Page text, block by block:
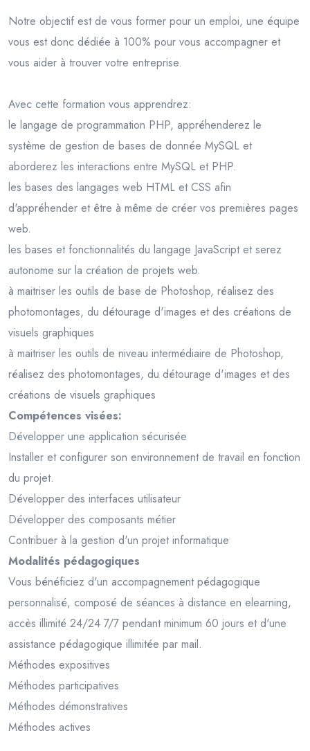
Notre objectif est de vous former pour un emploi, une équipe
vous est donc dédiée à 100% pour vous accompagner et
vous aider à trouver votre entreprise.
Avec cette formation vous apprendrez:
le langage de programmation PHP, appréhenderez le
système de gestion de bases de donnée MySQL et
aborderez les interactions entre MySQL et PHP.
les bases des langages web HTML et CSS afin
d'appréhender et être à même de créer vos premières pages
web.
les bases et fonctionnalités du langage JavaScript et serez
autonome sur la création de projets web.
à maitriser les outils de base de Photoshop, réalisez des
photomontages, du détourage d'images et des créations de
visuels graphiques
à maitriser les outils de niveau intermédiaire de Photoshop,
réalisez des photomontages, du détourage d'images et des
créations de visuels graphiques
Compétences visées:
Développer une application sécurisée
Installer et configurer son environnement de travail en fonction
du projet.
Développer des interfaces utilisateur
Développer des composants métier
Contribuer à la gestion d'un projet informatique
Modalités pédagogiques
Vous bénéficiez d'un accompagnement pédagogique
personnalisé, composé de séances à distance en elearning,
accès illimité 24/24 7/7 pendant minimum 60 jours et d'une
assistance pédagogique illimitée par mail.
Méthodes expositives
Méthodes participatives
Méthodes démonstratives
Méthodes actives